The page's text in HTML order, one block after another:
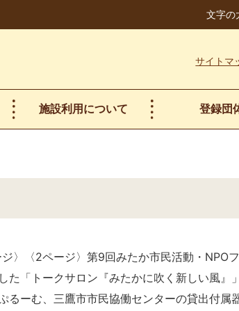
文字の
サイトマ
施設利用について 登録団
ジ〉〈2ページ〉第9回みたか市民活動・NPO
た「トークサロン『みたかに吹く新しい風』
るーむ、三鷹市市民協働センターの貸出付属